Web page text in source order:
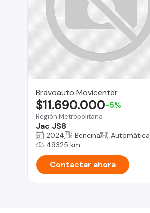
Bravoauto Movicenter
Región Metropolitana
Jac JS8
$11.690.000-5%
2024 Bencina
Automática
49325 km
Contactar ahora